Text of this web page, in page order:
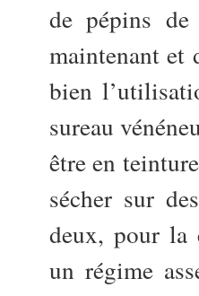
de pépins de
maintenant et
bien
sureau
être en
sécher sur
deux, pour la
un régime